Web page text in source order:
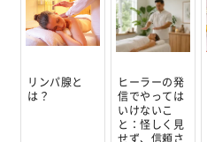
リンパ腺と
は？
ヒーラーの発
信でやっては
いけないこ
と：怪しく見
せず、信頼さ